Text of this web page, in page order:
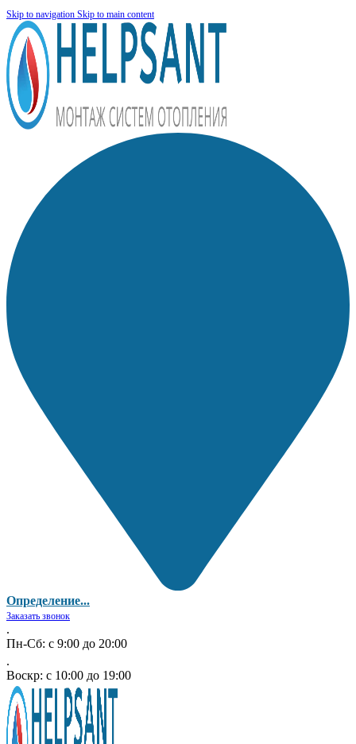
Skip to navigation Skip to main content
Определение...
Заказать звонок
.
Пн-Сб: с 9:00 до 20:00
.
Воскр: с 10:00 до 19:00